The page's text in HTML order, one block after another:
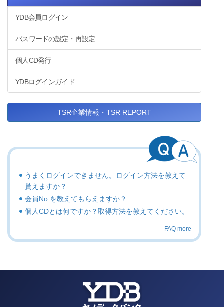
YDB会員ログイン
パスワードの設定・再設定
個人CD発行
YDBログインガイド
TSR企業情報・TSR REPORT
うまくログインできません。ログイン方法を教えて
貰えますか？
会員No.を教えてもらえますか？
個人CDとは何ですか？取得方法を教えてください。
FAQ more